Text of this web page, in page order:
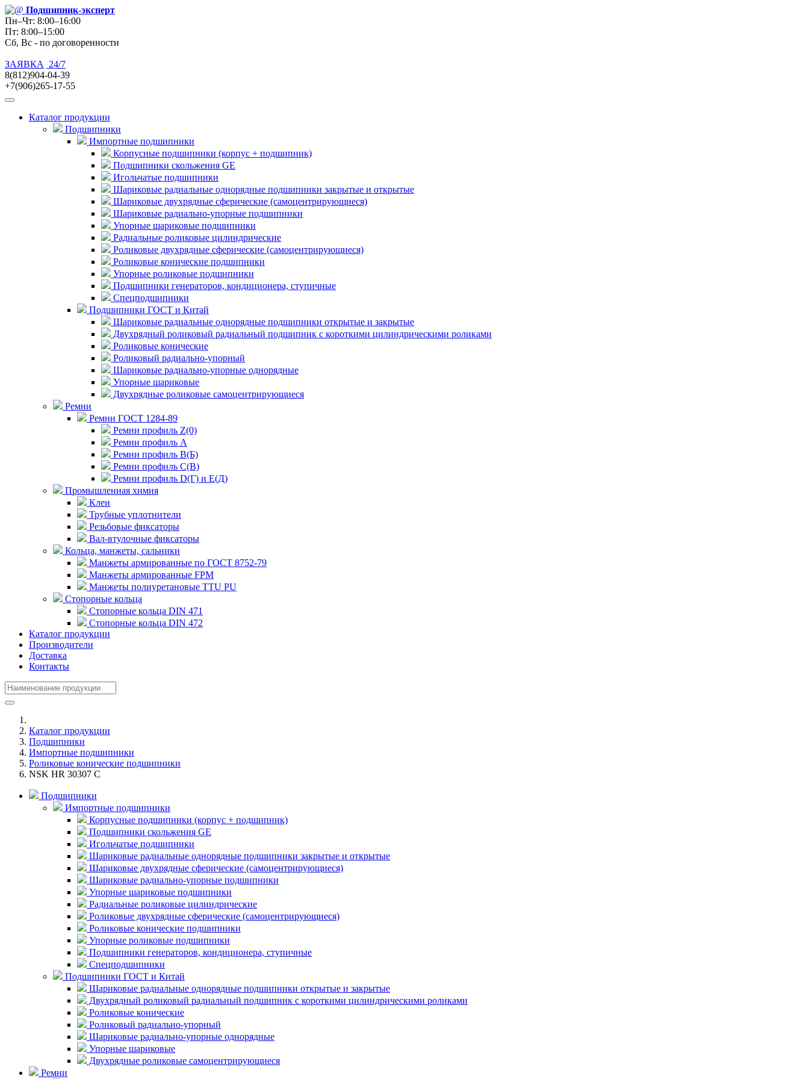
Подшипник-эксперт
Пн–Чт: 8:00–16:00
Пт: 8:00–15:00
Сб, Вс - по договоренности
ЗАЯВКА
24/7
8(812)904-04-39
+7(906)265-17-55
Каталог продукции
Подшипники
Импортные подшипники
Корпусные подшипники (корпус + подшипник)
Подшипники скольжения GE
Игольчатые подшипники
Шариковые радиальные однорядные подшипники закрытые и открытые
Шариковые двухрядные сферические (самоцентрирующиеся)
Шариковые радиально-упорные подшипники
Упорные шариковые подшипники
Радиальные роликовые цилиндрические
Роликовые двухрядные сферические (самоцентрирующиеся)
Роликовые конические подшипники
Упорные роликовые подшипники
Подшипники генераторов, кондиционера, ступичные
Спецподшипники
Подшипники ГОСТ и Китай
Шариковые радиальные однорядные подшипники открытые и закрытые
Двухрядный роликовый радиальный подшипник с короткими цилиндрическими роликами
Роликовые конические
Роликовый радиально-упорный
Шариковые радиально-упорные однорядные
Упорные шариковые
Двухрядные роликовые самоцентрирующиеся
Ремни
Ремни ГОСТ 1284-89
Ремни профиль Z(0)
Ремни профиль А
Ремни профиль В(Б)
Ремни профиль С(В)
Ремни профиль D(Г) и E(Д)
Промышленная химия
Клеи
Трубные уплотнители
Резьбовые фиксаторы
Вал-втулочные фиксаторы
Кольца, манжеты, сальники
Манжеты армированные по ГОСТ 8752-79
Манжеты армированные FPM
Манжеты полиуретановые TTU PU
Стопорные кольца
Стопорные кольца DIN 471
Стопорные кольца DIN 472
Каталог продукции
Производители
Доставка
Контакты
Каталог продукции
Подшипники
Импортные подшипники
Роликовые конические подшипники
NSK HR 30307 C
Подшипники
Импортные подшипники
Корпусные подшипники (корпус + подшипник)
Подшипники скольжения GE
Игольчатые подшипники
Шариковые радиальные однорядные подшипники закрытые и открытые
Шариковые двухрядные сферические (самоцентрирующиеся)
Шариковые радиально-упорные подшипники
Упорные шариковые подшипники
Радиальные роликовые цилиндрические
Роликовые двухрядные сферические (самоцентрирующиеся)
Роликовые конические подшипники
Упорные роликовые подшипники
Подшипники генераторов, кондиционера, ступичные
Спецподшипники
Подшипники ГОСТ и Китай
Шариковые радиальные однорядные подшипники открытые и закрытые
Двухрядный роликовый радиальный подшипник с короткими цилиндрическими роликами
Роликовые конические
Роликовый радиально-упорный
Шариковые радиально-упорные однорядные
Упорные шариковые
Двухрядные роликовые самоцентрирующиеся
Ремни